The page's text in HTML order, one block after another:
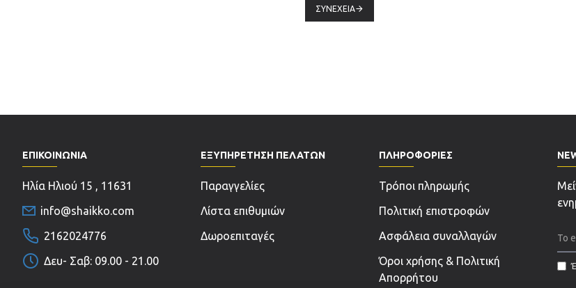
ΣΥΝΈΧΕΙΑ
ΕΠΙΚΟΙΝΩΝΊΑ
Ηλία Ηλιού 15 , 11631
info@shaikko.com
2162024776
Δευ- Σαβ: 09.00 - 21.00
ΕΞΥΠΗΡΕΤΗΣΗ ΠΕΛΑΤΩΝ
Παραγγελίες
Λίστα επιθυμιών
Δωροεπιταγές
ΠΛΗΡΟΦΟΡΊΕΣ
Τρόποι πληρωμής
Πολιτική επιστροφών
Ασφάλεια συναλλαγών
Όροι χρήσης & Πολιτική
Απορρήτου